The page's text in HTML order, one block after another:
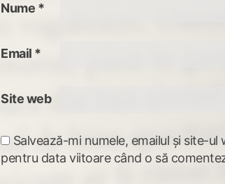
Nume *
Email *
Site web
Salvează-mi numele, emailul și site-
pentru data viitoare când o să